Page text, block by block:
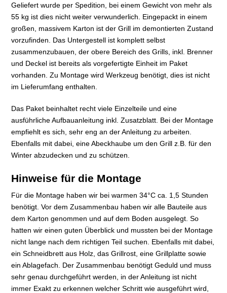
Geliefert wurde per Spedition, bei einem Gewicht von mehr als
55 kg ist dies nicht weiter verwunderlich. Eingepackt in einem
großen, massivem Karton ist der Grill im demontierten Zustand
vorzufinden. Das Untergestell ist komplett selbst
zusammenzubauen, der obere Bereich des Grills, inkl. Brenner
und Deckel ist bereits als vorgefertigte Einheit im Paket
vorhanden. Zu Montage wird Werkzeug benötigt, dies ist nicht
im Lieferumfang enthalten.
Das Paket beinhaltet recht viele Einzelteile und eine
ausführliche Aufbauanleitung inkl. Zusatzblatt. Bei der Montage
empfiehlt es sich, sehr eng an der Anleitung zu arbeiten.
Ebenfalls mit dabei, eine Abeckhaube um den Grill z.B. für den
Winter abzudecken und zu schützen.
Hinweise für die Montage
Für die Montage haben wir bei warmen 34°C ca. 1,5 Stunden
benötigt. Vor dem Zusammenbau haben wir alle Bauteile aus
dem Karton genommen und auf dem Boden ausgelegt. So
hatten wir einen guten Überblick und mussten bei der Montage
nicht lange nach dem richtigen Teil suchen. Ebenfalls mit dabei,
ein Schneidbrett aus Holz, das Grillrost, eine Grillplatte sowie
ein Ablagefach. Der Zusammenbau benötigt Geduld und muss
sehr genau durchgeführt werden, in der Anleitung ist nicht
immer Exakt zu erkennen welcher Schritt wie ausgeführt wird,